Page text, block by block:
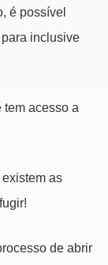
é possível
inclusive
tem acesso a
as
de abrir